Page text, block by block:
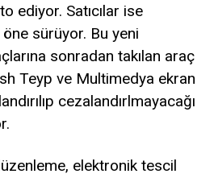
ediyor. Satıcılar ise
sürüyor. Bu yeni
sonradan takılan araç
Teyp ve Multimedya ekran
cezalandırlmayacağı
elektronik tescil